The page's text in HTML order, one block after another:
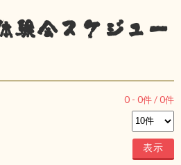
験会スケジュー
0 - 0件 /0件